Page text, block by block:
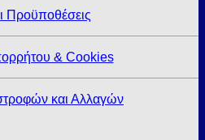
Προϋποθέσεις
& Cookies
και Αλλαγών